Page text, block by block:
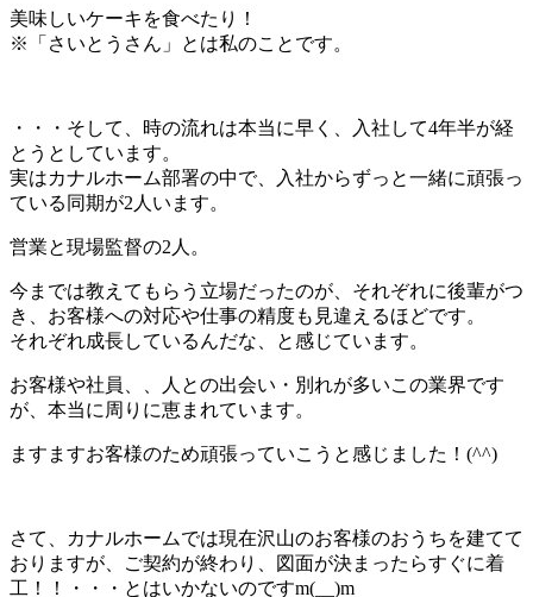
美味しいケーキを食べたり！
※「さいとうさん」とは私のことです。
・・・そして、時の流れは本当に早く、入社して4年半が経
とうとしています。
実はカナルホーム部署の中で、入社からずっと一緒に頑張っ
ている同期が2人います。
営業と現場監督の2人。
今までは教えてもらう立場だったのが、それぞれに後輩がつ
き、お客様への対応や仕事の精度も見違えるほどです。
それぞれ成長しているんだな、と感じています。
お客様や社員、、人との出会い・別れが多いこの業界です
が、本当に周りに恵まれています。
ますますお客様のため頑張っていこうと感じました！(^^)
さて、カナルホームでは現在沢山のお客様のおうちを建てて
おりますが、ご契約が終わり、図面が決まったらすぐに着
工！！・・・とはいかないのですm(__)m